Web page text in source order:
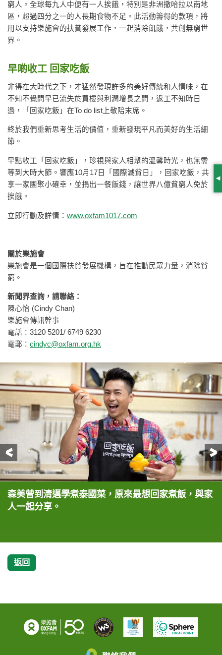
窮人。全球每九人中便有一人挨餓，特別是非洲撒哈拉以南地
區，超過四分之一的人長期食物不足。此活動籌得的款項，將
用以支持樂施會的扶貧發展工作，一起消除飢餓，共創無窮世
界。
早啲收工 回家吃飯
非得在大時代之下，才猛然發現許多的美好傳統和人情味，在
不知不覺間早已流失於買樓與利潤增長之間，返工不知時日
過，「回家吃飯」在To do list上敬陪末席。
終於我們重新思考生活的價值，重新發現平凡而美好的生活細
節。
早點收工「回家吃飯」，珍視與家人相聚的溫馨時光，也無需
等到大時大節。響應10月17日「國際滅貧日」，回家吃飯，共
享一家團聚小確幸，並捐出一餐飯錢，讓世界八億貧窮人免於
挨餓。
立即行動及詳情： www.oxfam1017.com
關於樂施會
樂施會是一個國際扶貧發展機構，旨在推動民眾力量，消除貧
窮。
新聞界查詢，請聯絡：
陳心怡 (Cindy Chan)
樂施會傳訊幹事
電話：3120 5201/ 6749 6230
電郵： cindyc@oxfam.org.hk
前一頁
森美曾到清邁學煮泰國菜，原來最想回家煮飯，與家
人一起分享。
回到香港這個家，王宗堯可以盡情品嚐母親的拿手小
菜。
森美及王宗堯全力支持樂施會「回家吃飯」活動， 呼
籲大家響應「國際滅貧日」，捐出一餐飯錢支持世界
森美及王宗堯全力支持樂施會「回家吃飯」活動， 呼
籲大家響應「國際滅貧日」，捐出一餐飯錢支持世界
返回